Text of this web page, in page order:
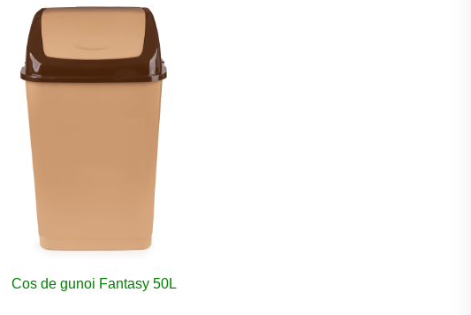
Cos de gunoi Fantasy 50L